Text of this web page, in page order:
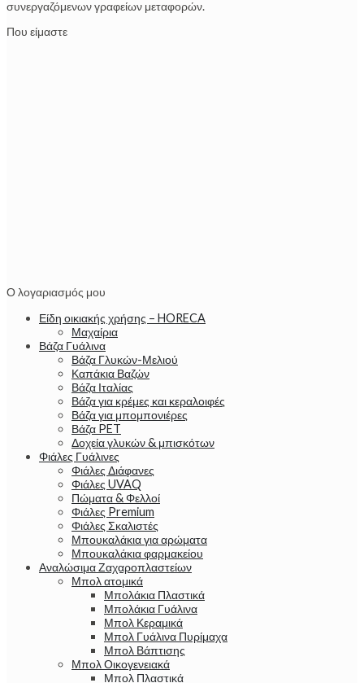
συνεργαζόμενων γραφείων μεταφορών.
Που είμαστε
Ο λογαριασμός μου
Είδη οικιακής χρήσης – HORECA
Μαχαίρια
Βάζα Γυάλινα
Βάζα Γλυκών-Μελιού
Καπάκια Βαζών
Βάζα Ιταλίας
Βάζα για κρέμες και κεραλοιφές
Βάζα για μπομπονιέρες
Βάζα PET
Δοχεία γλυκών & μπισκότων
Φιάλες Γυάλινες
Φιάλες Διάφανες
Φιάλες UVAQ
Πώματα & Φελλοί
Φιάλες Premium
Φιάλες Σκαλιστές
Μπουκαλάκια για αρώματα
Μπουκαλάκια φαρμακείου
Αναλώσιμα Ζαχαροπλαστείων
Μπολ ατομικά
Μπολάκια Πλαστικά
Μπολάκια Γυάλινα
Μπολ Κεραμικά
Μπολ Γυάλινα Πυρίμαχα
Μπολ Βάπτισης
Μπολ Οικογενειακά
Μπολ Πλαστικά